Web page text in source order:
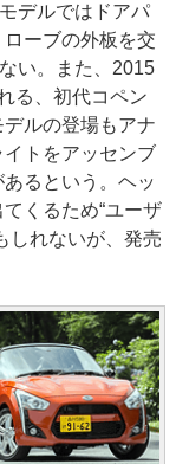
デルではドアパ
ーブの外板を交
い。また、2015
る、初代コペン
ルの登場もアナ
トをアッセンブ
るという。ヘッ
くるため“ユーザ
しれないが、発売